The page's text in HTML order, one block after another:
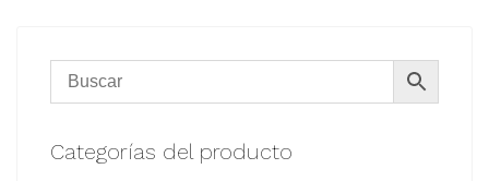
Categorías del producto